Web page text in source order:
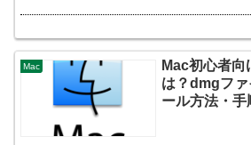
Mac
Mac初心者
は？dmgファ
ール方法・手